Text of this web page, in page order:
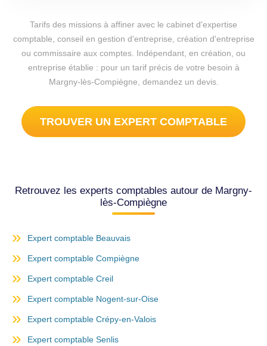
Tarifs des missions à affiner avec le cabinet d'expertise
comptable, conseil en gestion d'entreprise, création d'entreprise
ou commissaire aux comptes. Indépendant, en création, ou
entreprise établie : pour un tarif précis de votre besoin à
Margny-lès-Compiègne, demandez un devis.
TROUVER UN EXPERT COMPTABLE
Retrouvez les experts comptables autour de Margny-
lès-Compiègne
Expert comptable Beauvais
Expert comptable Compiègne
Expert comptable Creil
Expert comptable Nogent-sur-Oise
Expert comptable Crépy-en-Valois
Expert comptable Senlis